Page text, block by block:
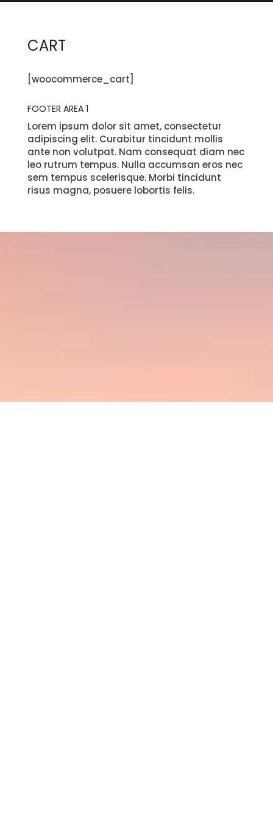
CART
[woocommerce_cart]
FOOTER AREA 1
Lorem ipsum dolor sit amet, consectetur
adipiscing elit. Curabitur tincidunt mollis
ante non volutpat. Nam consequat diam nec
leo rutrum tempus. Nulla accumsan eros nec
sem tempus scelerisque. Morbi tincidunt
risus magna, posuere lobortis felis.